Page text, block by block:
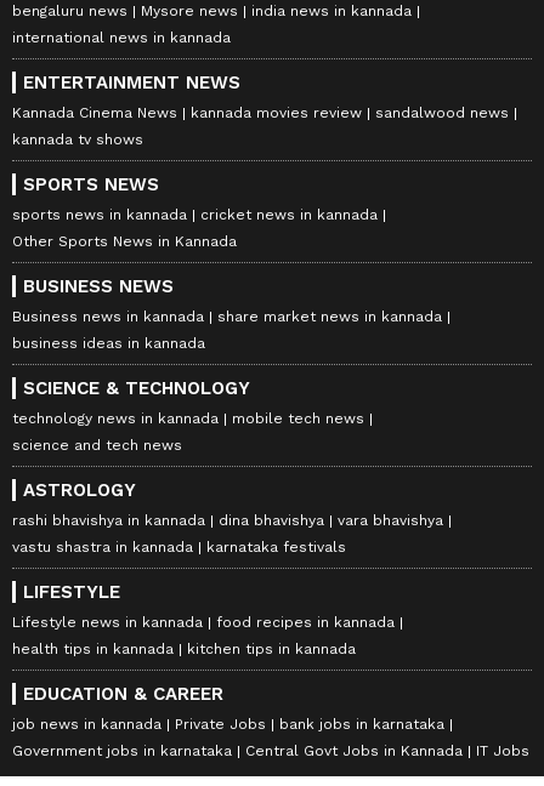
bengaluru news
Mysore news
india news in kannada
international news in kannada
ENTERTAINMENT NEWS
Kannada Cinema News kannada movies review
sandalwood news
kannada tv shows
SPORTS NEWS
sports news in kannada
cricket news in kannada
Other Sports News in Kannada
BUSINESS NEWS
Business news in kannada
share market news in kannada
business ideas in kannada
SCIENCE & TECHNOLOGY
technology news in kannada
mobile tech news
science and tech news
ASTROLOGY
rashi bhavishya in kannada dina bhavishya
vara bhavishya
vastu shastra in kannada
karnataka festivals
LIFESTYLE
Lifestyle news in kannada
food recipes in kannada
health tips in kannada
kitchen tips in kannada
EDUCATION & CAREER
job news in kannada Private Jobs
bank jobs in karnataka
Government jobs in karnataka
Central Govt Jobs in Kannada IT Jobs